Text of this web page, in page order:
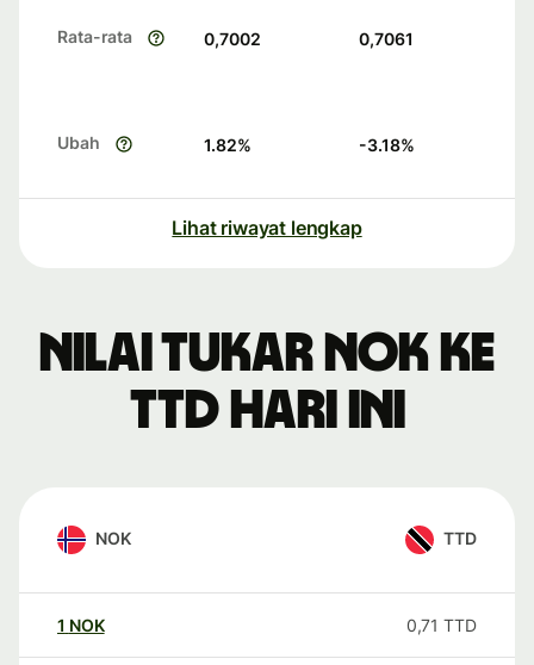
Rata-rata 0,7002 0,7061
Ubah 1.82% -3.18%
Lihat riwayat lengkap
Nilai tukar NOK ke
TTD hari ini
NOK TTD
1 NOK 0,71 TTD